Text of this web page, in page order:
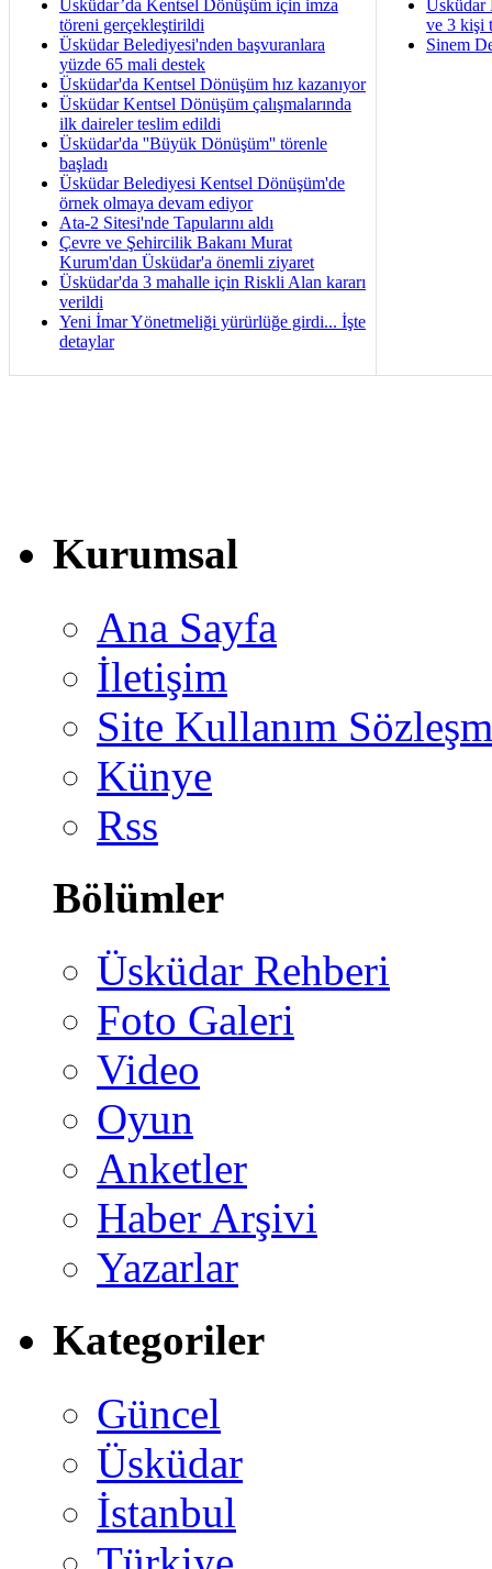
Üsküdar’da Kentsel Dönüşüm için imza
töreni gerçekleştirildi
Üsküdar Belediyesi'nden başvuranlara
yüzde 65 mali destek
Üsküdar'da Kentsel Dönüşüm hız kazanıyor
Üsküdar Kentsel Dönüşüm çalışmalarında
ilk daireler teslim edildi
Üsküdar'da ''Büyük Dönüşüm'' törenle
başladı
Üsküdar Belediyesi Kentsel Dönüşüm'de
örnek olmaya devam ediyor
Ata-2 Sitesi'nde Tapularını aldı
Çevre ve Şehircilik Bakanı Murat
Kurum'dan Üsküdar'a önemli ziyaret
Üsküdar'da 3 mahalle için Riskli Alan kararı
verildi
Yeni İmar Yönetmeliği yürürlüğe girdi... İşte
detaylar
Üsküdar
ve 3 kişi
Sinem
Kurumsal
Ana Sayfa
İletişim
Site Kullanım
Künye
Rss
Bölümler
Üsküdar Rehberi
Foto Galeri
Video
Oyun
Anketler
Haber Arşivi
Yazarlar
Kategoriler
Güncel
Üsküdar
İstanbul